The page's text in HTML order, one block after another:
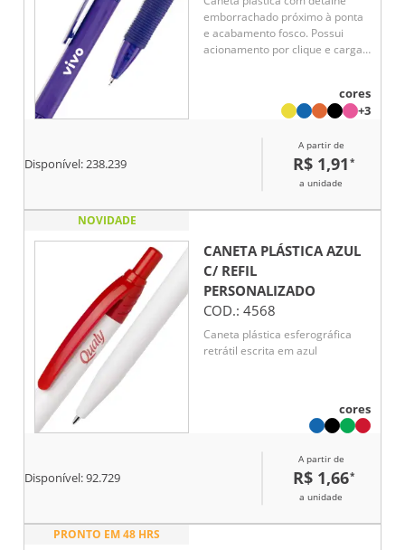
emborrachado próximo à ponta
e acabamento fosco. Possui
acionamento por clique e carga
cores
+3
Disponível:238.239
A partir de
R$ 1,91 *
a unidade
NOVIDADE
CANETA PLÁSTICA AZUL
C/ REFIL
PERSONALIZADO
COD.: 4568
Caneta plástica esferográfica
retrátil escrita em azul
cores
Disponível:92.729
A partir de
R$ 1,66*
a unidade
PRONTO EM 48 HRS